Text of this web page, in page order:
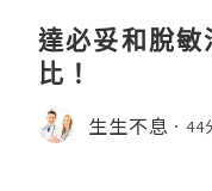
達必妥和脫
比！
生生不息 44